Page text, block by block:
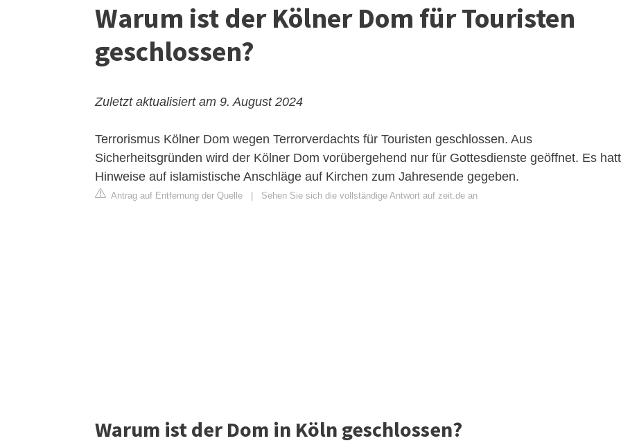
Warum ist der Kölner Dom für Touristen
geschlossen?
Zuletzt aktualisiert am 9. August 2024
Terrorismus Kölner Dom wegen Terrorverdachts für Touristen geschlossen. Aus
Sicherheitsgründen wird der Kölner Dom vorübergehend nur für Gottesdienste geöffnet. Es
Hinweise auf islamistische Anschläge auf Kirchen zum Jahresende gegeben.
Antrag auf Entfernung der Quelle Sehen Sie sich die vollständige Antwort auf zeit.de an
Warum ist der Dom in Köln geschlossen?